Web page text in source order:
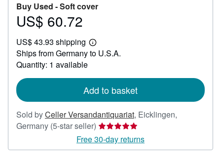
Buy Used -Soft cover
Price
60.72
US$ 60.72
US$ 43.93 shipping
Learn
more
Ships from Germany to U.S.A.
Quantity: 1 available
Add to basket
Sold byCeller Versandantiquariat, Eicklingen,
Germany (5-star seller) Seller
rating
5
Free 30-day returns